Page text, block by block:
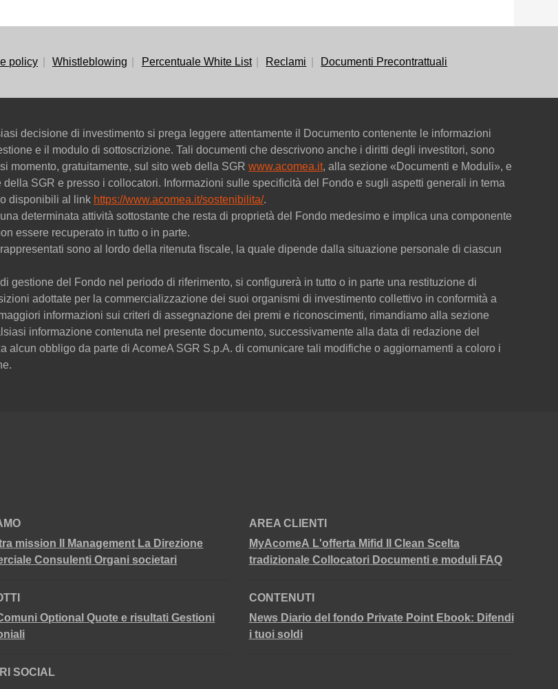
policy Whistleblowing Percentuale White List Reclami Documenti Precontrattuali
decisione di investimento si prega leggere attentamente il Documento contenente le informazioni
e il modulo di sottoscrizione. Tali documenti che descrivono anche i diritti degli investitori, sono
momento, gratuitamente, sul sito web della SGR www.acomea.it, alla sezione «Documenti e Moduli», e
SGR e presso i collocatori. Informazioni sulle specificità del Fondo e sugli aspetti generali in tema
disponibili al link https://www.acomea.it/sostenibilita/.
determinata attività sottostante che resta di proprietà del Fondo medesimo e implica una componente
essere recuperato in tutto o in parte.
sono al lordo della ritenuta fiscale, la quale dipende dalla situazione personale di ciascun
gestione del Fondo nel periodo di riferimento, si configurerà in tutto o in parte una restituzione di
adottate per la commercializzazione dei suoi organismi di investimento collettivo in conformità a
informazioni sui criteri di assegnazione dei premi e riconoscimenti, rimandiamo alla sezione
informazione contenuta nel presente documento, successivamente alla data di redazione del
alcun obbligo da parte di AcomeA SGR S.p.A. di comunicare tali modifiche o aggiornamenti a coloro i
mission
Il Management La Direzione
Consulenti Organi societari
Optional Quote e risultati Gestioni
SOCIAL
AREA CLIENTI
MyAcomeA L'offerta Mifid II Clean Scelta
tradizionale Collocatori Documenti e moduli FAQ
CONTENUTI
News Diario del fondo Private Point Ebook: Difendi
i tuoi soldi